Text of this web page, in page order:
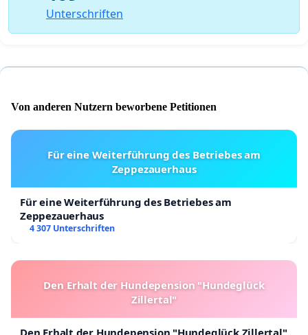
Unterschriften
Von anderen Nutzern beworbene Petitionen
Für eine Weiterführung des Betriebes am
Zeppezauerhaus
Für eine Weiterführung des Betriebes am
Zeppezauerhaus
4 307 Unterschriften
Den Erhalt der Hundepension "Hundeglück
Zillertal"
Den Erhalt der Hundepension "Hundeglück Zillertal"